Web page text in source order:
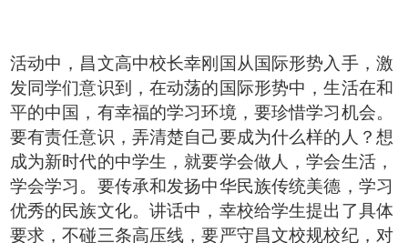
活动中，昌文高中校长幸刚国从国际形势入手，激
发同学们意识到，在动荡的国际形势中，生活在和
平的中国，有幸福的学习环境，要珍惜学习机会。
要有责任意识，弄清楚自己要成为什么样的人？想
成为新时代的中学生，就要学会做人，学会生活，
学会学习。要传承和发扬中华民族传统美德，学习
优秀的民族文化。讲话中，幸校给学生提出了具体
要求，不碰三条高压线，要严守昌文校规校纪，对